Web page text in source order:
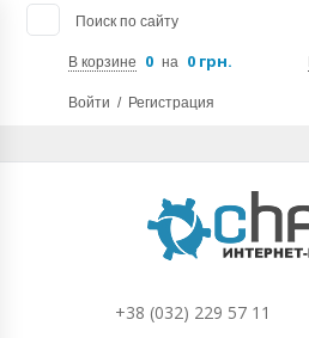
Поиск по сайту
В корзине 0 на 0 грн.
Войти / Регистрация
+38 (032) 229 57 11